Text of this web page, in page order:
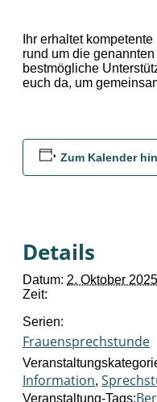
Ihr erhaltet
rund um die
bestmögliche
euch da, um
Zum Kalender
Details
Datum: 2. Oktober 2025
Zeit:
Serien:
Frauensprechstunde
Information,
Veranstaltung-Tags: